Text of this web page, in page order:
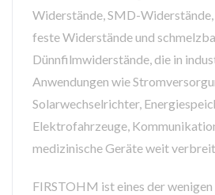
Widerstände, SMD-
feste Widerstände und
Dünnfilmwiderstände, die in
Anwendungen wie
Solarwechselrichter,
Elektrofahrzeuge,
medizinische Geräte weit
FIRSTOHM ist eines der